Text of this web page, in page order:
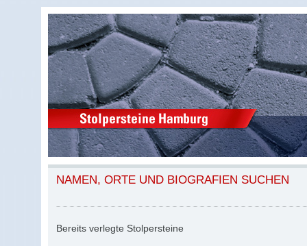
NAMEN, ORTE UND BIOGRAFIEN SUCHEN
Bereits verlegte Stolpersteine